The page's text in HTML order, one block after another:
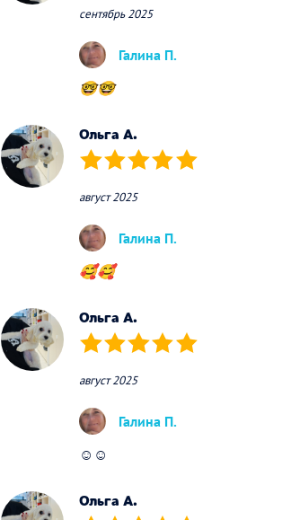
сентябрь 2025
Галина П.
🤓🤓
Ольга А.
(*) (*) (*) (*) (*)
август 2025
Галина П.
🥰🥰
Ольга А.
(*) (*) (*) (*) (*)
август 2025
Галина П.
☺️☺️
Ольга А.